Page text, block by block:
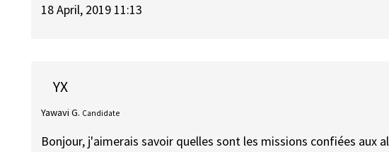
18 April, 2019 11:13
YX
Yawavi G. Candidate
Bonjour, j'aimerais savoir quelles sont les missions confiées aux